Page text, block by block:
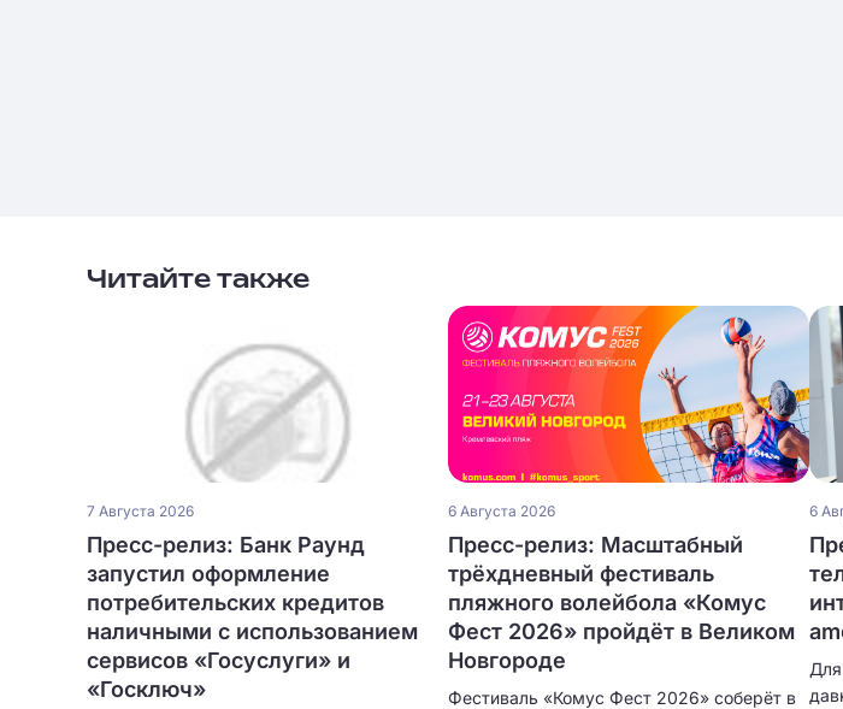
Читайте также
7 Августа 2026
Пресс-релиз: Банк Раунд
запустил оформление
потребительских кредитов
наличными с использованием
сервисов «Госуслуги» и
«Госключ»
6 Августа 2026
Пресс-релиз: Масштабный
трёхдневный фестиваль
пляжного волейбола «Комус
Фест 2026» пройдёт в Великом
Новгороде
Фестиваль «Комус Фест 2026» соберёт в
6